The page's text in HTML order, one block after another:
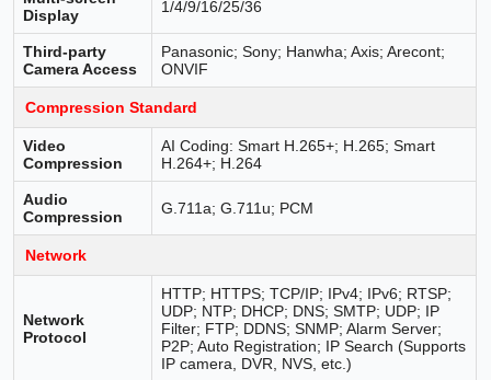
Display
1/4/9/16/25/36
Third-party
Camera Access
Panasonic; Sony; Hanwha; Axis; Arecont;
ONVIF
Compression Standard
Video
Compression
AI Coding: Smart H.265+; H.265; Smart
H.264+; H.264
Audio
Compression
G.711a; G.711u; PCM
Network
Network
Protocol
HTTP; HTTPS; TCP/IP; IPv4; IPv6; RTSP;
UDP; NTP; DHCP; DNS; SMTP; UDP; IP
Filter; FTP; DDNS; SNMP; Alarm Server;
P2P; Auto Registration; IP Search (Supports
IP camera, DVR, NVS, etc.)